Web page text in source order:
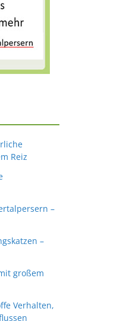
Reiz
–
–
großem
Verhalten,